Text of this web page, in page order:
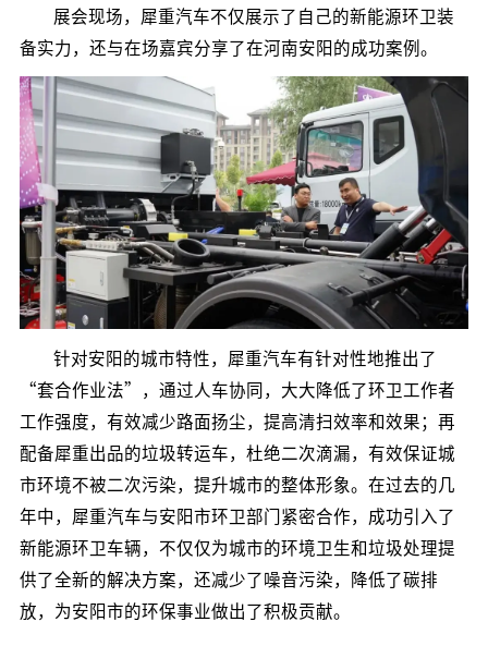
展会现场，犀重汽车不仅展示了自己的新能源环卫装
备实力，还与在场嘉宾分享了在河南安阳的成功案例。
针对安阳的城市特性，犀重汽车有针对性地推出了
“套合作业法”，通过人车协同，大大降低了环卫工作者
工作强度，有效减少路面扬尘，提高清扫效率和效果；再
配备犀重出品的垃圾转运车，杜绝二次滴漏，有效保证城
市环境不被二次污染，提升城市的整体形象。在过去的几
年中，犀重汽车与安阳市环卫部门紧密合作，成功引入了
新能源环卫车辆，不仅仅为城市的环境卫生和垃圾处理提
供了全新的解决方案，还减少了噪音污染，降低了碳排
放，为安阳市的环保事业做出了积极贡献。